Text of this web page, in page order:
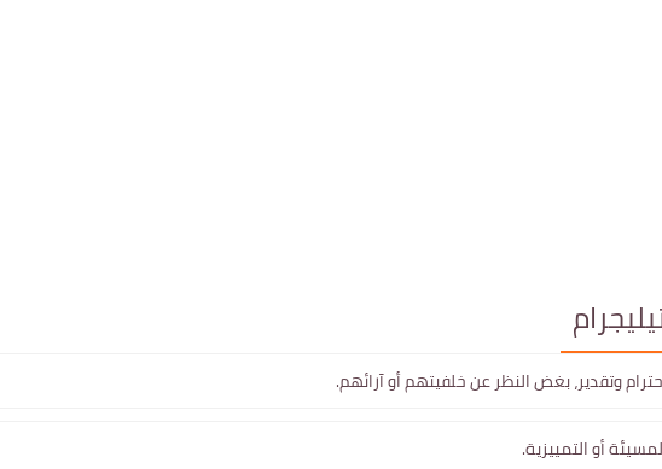
وتقدير، بغض النظر عن خلفيتهم أو آرائهم.
أو التمييزية.